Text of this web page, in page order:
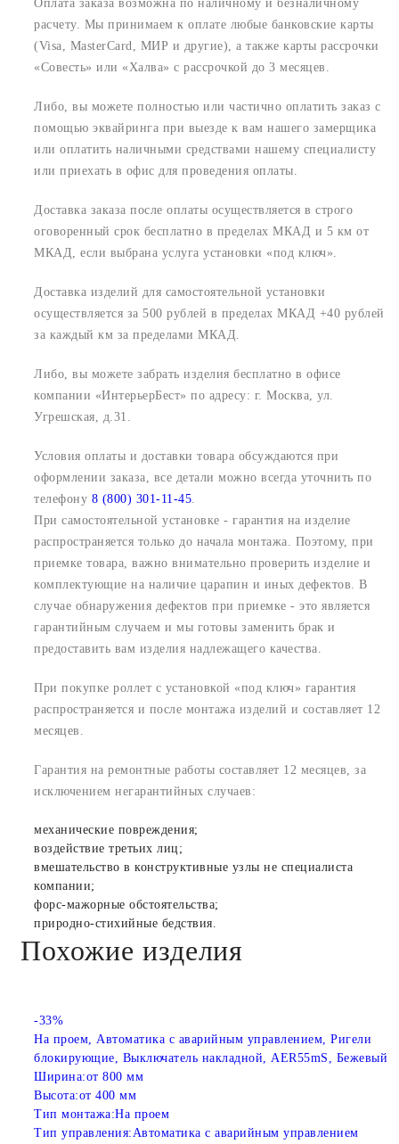
Оплата заказа возможна по наличному и безналичному
расчету. Мы принимаем к оплате любые банковские карты
(Visa, MasterCard, МИР и другие), а также карты рассрочки
«Совесть» или «Халва» с рассрочкой до 3 месяцев.
Либо, вы можете полностью или частично оплатить заказ с
помощью эквайринга при выезде к вам нашего замерщика
или оплатить наличными средствами нашему специалисту
или приехать в офис для проведения оплаты.
Доставка заказа после оплаты осуществляется в строго
оговоренный срок бесплатно в пределах МКАД и 5 км от
МКАД, если выбрана услуга установки «под ключ».
Доставка изделий для самостоятельной установки
осуществляется за 500 рублей в пределах МКАД +40 рублей
за каждый км за пределами МКАД.
Либо, вы можете забрать изделия бесплатно в офисе
компании «ИнтерьерБест» по адресу: г. Москва, ул.
Угрешская, д.31.
Условия оплаты и доставки товара обсуждаются при
оформлении заказа, все детали можно всегда уточнить по
телефону 8 (800) 301-11-45
При самостоятельной установке - гарантия на изделие
распространяется только до начала монтажа. Поэтому, при
приемке товара, важно внимательно проверить изделие и
комплектующие на наличие царапин и иных дефектов. В
случае обнаружения дефектов при приемке - это является
гарантийным случаем и мы готовы заменить брак и
предоставить вам изделия надлежащего качества.
При покупке роллет с установкой «под ключ» гарантия
распространяется и после монтажа изделий и составляет 12
месяцев.
Гарантия на ремонтные работы составляет 12 месяцев, за
исключением негарантийных случаев:
механические повреждения;
воздействие третьих лиц;
вмешательство в конструктивные узлы не специалиста
компании;
форс-мажорные обстоятельства;
природно-стихийные бедствия.
Похожие изделия
-33%
На проем, Автоматика с аварийным управлением, Ригели
блокирующие, Выключатель накладной, AER55mS, Бежевый
Ширина:от 800 мм
Высота:от 400 мм
Тип монтажа:На проем
Тип управления:Автоматика с аварийным управлением